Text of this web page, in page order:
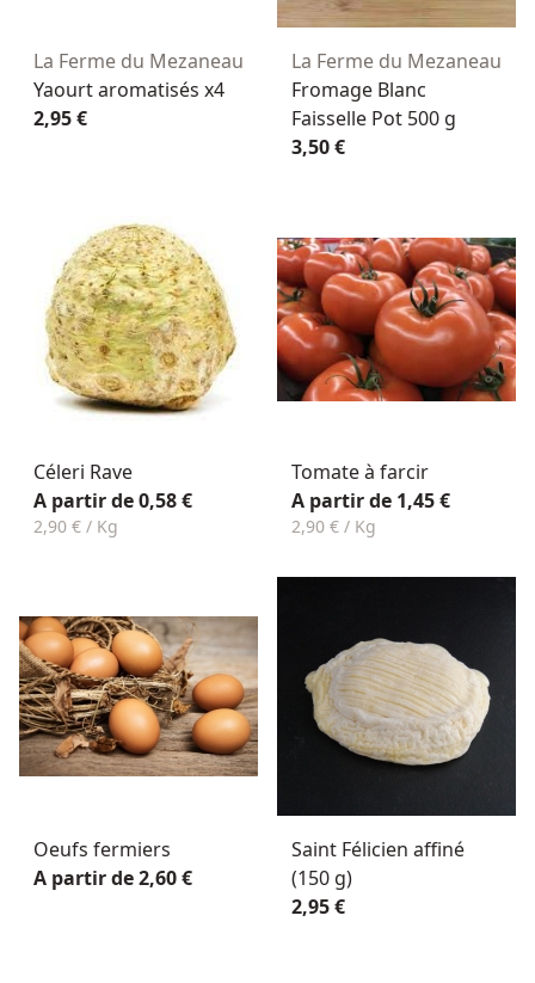
La Ferme du Mezaneau
Yaourt aromatisés x4
2,95 €
La Ferme du Mezaneau
Fromage Blanc
Faisselle Pot 500 g
3,50 €
Céleri Rave
A partir de 0,58 €
2,90 € / Kg
Tomate à farcir
A partir de 1,45 €
2,90 € / Kg
Oeufs fermiers
A partir de 2,60 €
Saint Félicien affiné
(150 g)
2,95 €